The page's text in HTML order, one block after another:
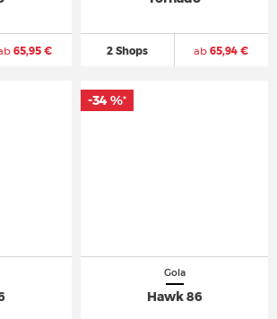
65,95 € 2 Shops ab 65,94 €
Gola
Hawk 86
-34 %*